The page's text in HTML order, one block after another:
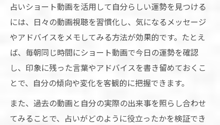
占いショート動画を活用して自分らしい運勢を見つける
には、日々の動画視聴を習慣化し、気になるメッセージ
やアドバイスをメモしてみる方法が効果的です。たとえ
ば、毎朝同じ時間にショート動画で今日の運勢を確認
し、印象に残った言葉やアドバイスを書き留めておくこ
とで、自分の傾向や変化を客観的に把握できます。
また、過去の動画と自分の実際の出来事を照らし合わせ
てみることで、占いがどのように役立ったかを検証でき